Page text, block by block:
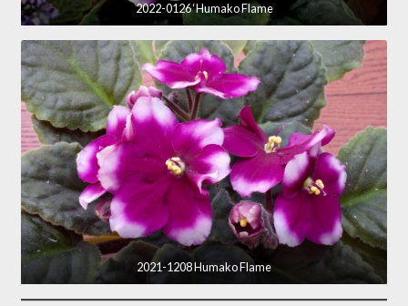
2022-0126 ‘Humako Flame
2021-1208 Humako Flame